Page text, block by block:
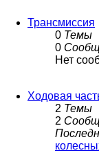
Трансмиссия
0 Темы
0
Нет
Ходовая
2 Темы
2